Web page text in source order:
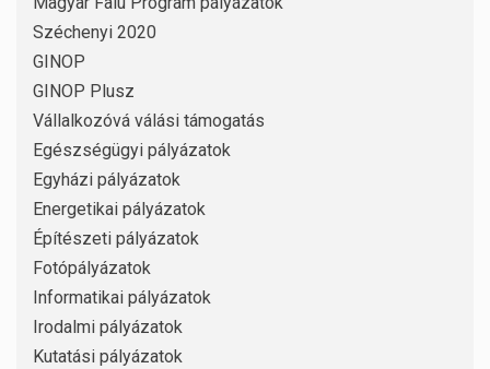
Széchenyi 2020
GINOP
GINOP Plusz
Vállalkozóvá válási támogatás
Egészségügyi pályázatok
Egyházi pályázatok
Energetikai pályázatok
Építészeti pályázatok
Fotópályázatok
Informatikai pályázatok
Irodalmi pályázatok
Kutatási pályázatok